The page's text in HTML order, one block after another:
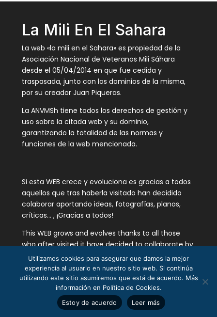
La Mili En El Sahara
La web «la mili en el Sahara» es propiedad de la
Asociación Nacional de Veteranos Mili Sáhara
desde el 05/04/2014 en que fue cedida y
traspasada, junto con los dominios de la misma,
por su creador Juan Piqueras.
La ANVMSh tiene todos los derechos de gestión y
uso sobre la citada web y su dominio,
garantizando la totalidad de las normas y
funciones de la web mencionada.
Si esta WEB crece y evoluciona es gracias a todos
aquellos que tras haberla visitado han decidido
colaborar aportando ideas, fotografías, planos,
críticas… , ¡Gracias a todos!
This WEB grows and evolves thanks to all those
who after visited it have decided to collaborate by
contributing with ideas, photographs, plans,
critics…Thanks !!!
Términos y
Utilizamos cookies para asegurar que damos la mejor
experiencia al usuario en nuestro sitio web. Si continúa
utilizando este sitio asumiremos que está de acuerdo. Más
información en Política de Cookies.
Estoy de acuerdo
Leer más